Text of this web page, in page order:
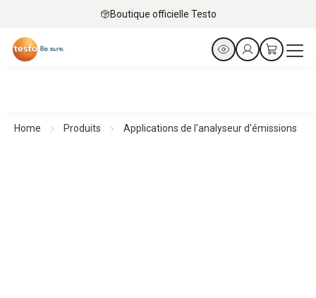
Boutique officielle Testo
Home Produits Applications de l'analyseur d'émissions